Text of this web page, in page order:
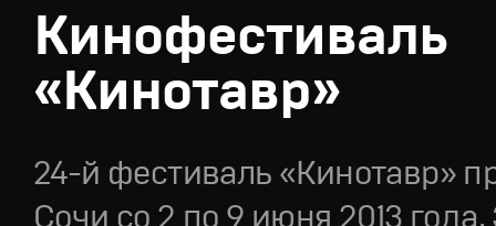
Kинофестиваль
«Кинотавр»
24-й фестиваль «Кинотавр»
Сочи со 2 по 9 июня 2013 года.